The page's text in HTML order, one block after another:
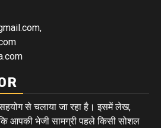
सहयोग से चलाया जा रहा है। इसमें लेख,
आपकी भेजी सामग्री पहले किसी सोशल